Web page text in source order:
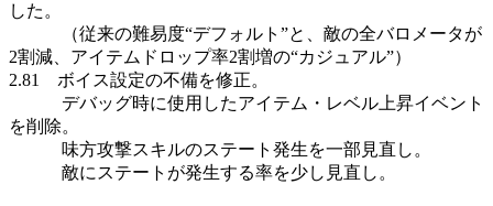
した。
（従来の難易度“デフォルト”と、敵の全バロメータが
2割減、アイテムドロップ率2割増の“カジュアル”）
2.81 ボイス設定の不備を修正。
デバッグ時に使用したアイテム・レベル上昇イベント
を削除。
味方攻撃スキルのステート発生を一部見直し。
敵にステートが発生する率を少し見直し。